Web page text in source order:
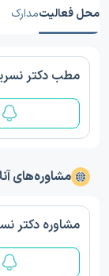
محل فعالیتمدارک
مطب دکتر
مشاوره‌های
مشاوره دکتر